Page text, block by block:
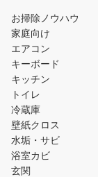
お掃除ノウハウ
家庭向け
エアコン
キーボード
キッチン
トイレ
冷蔵庫
壁紙クロス
水垢・サビ
浴室カビ
玄関